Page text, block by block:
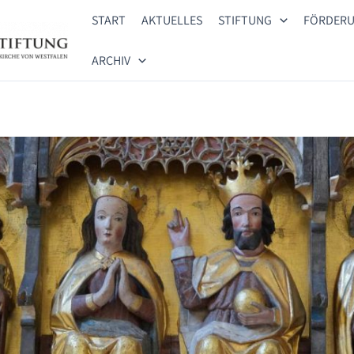
START AKTUELLES STIFTUNG
ARCHIV